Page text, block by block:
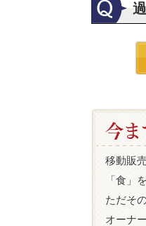
移動販
「食」
ただそ
オーナ